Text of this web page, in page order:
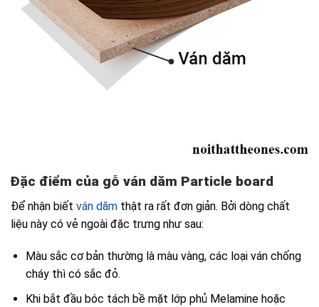
Đặc điểm của gỗ ván dăm Particle board
Để nhận biết ván dăm thật ra rất đơn giản. Bởi dòng chất
liệu này có vẻ ngoài đặc trưng như sau:
Màu sắc cơ bản thường là màu vàng, các loại ván chống
cháy thì có sắc đỏ.
Khi bắt đầu bóc tách bề mặt lớp phủ Melamine hoặc